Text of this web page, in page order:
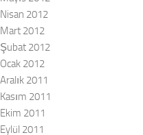
Nisan 2012
Mart 2012
Şubat 2012
Ocak 2012
Aralık 2011
Kasım 2011
Ekim 2011
Eylül 2011